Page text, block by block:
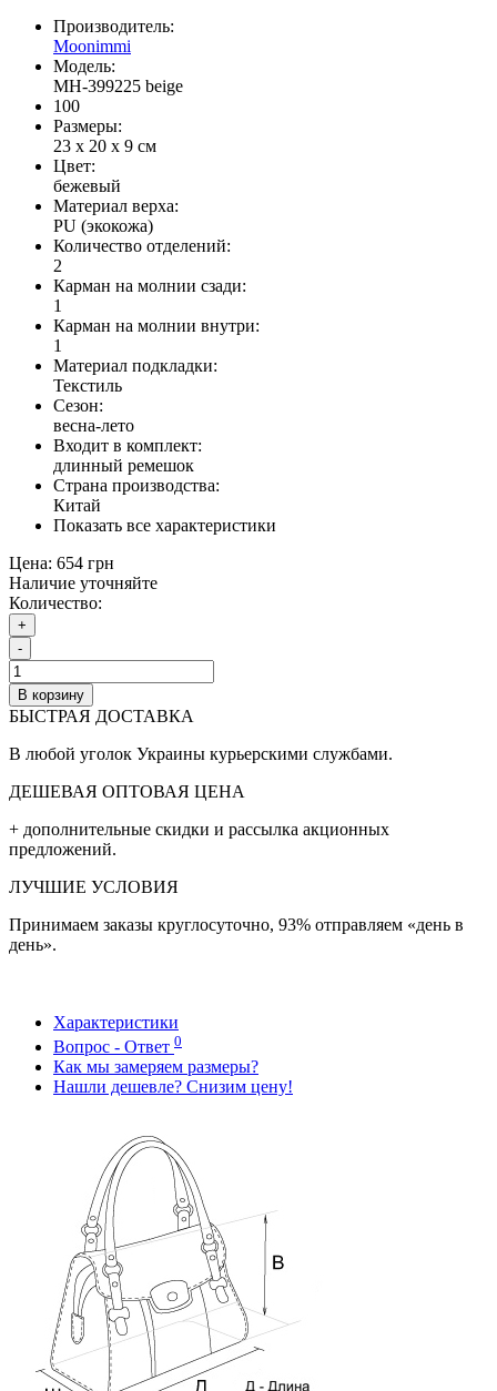
Производитель:
Moonimmi
Модель:
MH-399225 beige
100
Размеры:
23 x 20 x 9 см
Цвет:
бежевый
Материал верха:
PU (экокожа)
Количество отделений:
2
Карман на молнии сзади:
1
Карман на молнии внутри:
1
Материал подкладки:
Текстиль
Сезон:
весна-лето
Входит в комплект:
длинный ремешок
Страна производства:
Китай
Показать все характеристики
Цена: 654 грн
Наличие уточняйте
Количество:
+
-
В корзину
БЫСТРАЯ ДОСТАВКА
В любой уголок Украины курьерскими службами.
ДЕШЕВАЯ ОПТОВАЯ ЦЕНА
+ дополнительные cкидки и рассылка акционных
предложений.
ЛУЧШИЕ УСЛОВИЯ
Принимаем заказы круглосуточно, 93% отправляем «день в
день».
Характеристики
Вопрос - Ответ 0
Как мы замеряем размеры?
Нашли дешевле? Снизим цену!